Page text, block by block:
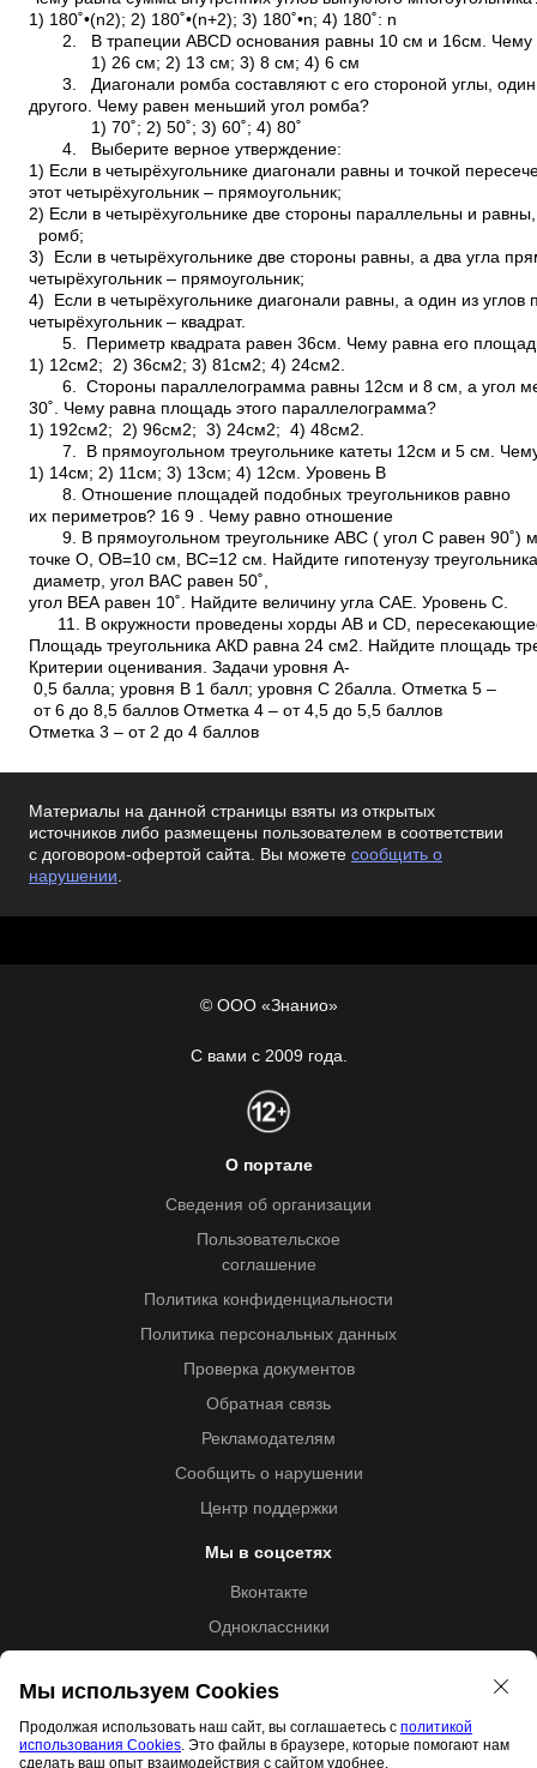
1) 180˚•(n­2); 2) 180˚•(n+2); 3) 180˚•n; 4) 180˚: n
2. В трапеции АВСD основания равны 10 см и 16см. Чему
1) 26 см; 2) 13 см; 3) 8 см; 4) 6 см
3. Диагонали ромба составляют с его стороной углы,
другого. Чему равен меньший угол ромба?
1) 70˚; 2) 50˚; 3) 60˚; 4) 80˚
4. Выберите верное утверждение:
1) Если в четырёхугольнике диагонали равны и точкой
этот четырёхугольник – прямоугольник;
2) Если в четырёхугольнике две стороны параллельны и равны,
ромб;
3) Если в четырёхугольнике две стороны равны, а два угла
четырёхугольник – прямоугольник;
4) Если в четырёхугольнике диагонали равны, а один из углов
четырёхугольник – квадрат.
5. Периметр квадрата равен 36см. Чему равна его
1) 12см2; 2) 36см2; 3) 81см2; 4) 24см2.
6. Стороны параллелограмма равны 12см и 8 см, а угол
30˚. Чему равна площадь этого параллелограмма?
1) 192см2; 2) 96см2; 3) 24см2; 4) 48см2.
7. В прямоугольном треугольнике катеты 12см и 5 см. Чему
1) 14см; 2) 11см; 3) 13см; 4) 12см. Уровень В
8. Отношение площадей подобных треугольников равно
их периметров? 16 9 . Чему равно отношение
9. В прямоугольном треугольнике АВС ( угол С равен 90˚)
точке О, ОВ=10 см, ВС=12 см. Найдите гипотенузу
диаметр, угол ВАС равен 50˚,
угол ВЕА равен 10˚. Найдите величину угла САЕ. Уровень С.
11. В окружности проведены хорды АВ и СD,
Площадь треугольника АКD равна 24 см2. Найдите площадь
Критерии оценивания. Задачи уровня А­
0,5 балла; уровня В­ 1 балл; уровня С­ 2балла. Отметка 5 –
от 6 до 8,5 баллов Отметка 4 – от 4,5 до 5,5 баллов
Отметка 3 – от 2 до 4 баллов
Материалы на данной страницы взяты из открытых
источников либо размещены пользователем в соответствии
с договором-офертой сайта. Вы можете сообщить о
нарушении.
© ООО «Знанио»
С вами с 2009 года.
О портале
Сведения об организации
Пользовательское
соглашение
Политика конфиденциальности
Политика персональных данных
Проверка документов
Обратная связь
Рекламодателям
Сообщить о нарушении
Центр поддержки
Мы в соцсетях
Вконтакте
Одноклассники
Образовательная лицензия №5257 от 09.09.2020 (Л035-
Мы используем Cookies
Продолжая использовать наш сайт, вы соглашаетесь с политикой
использования Cookies. Это файлы в браузере, которые помогают нам
сделать ваш опыт взаимодействия с сайтом удобнее.